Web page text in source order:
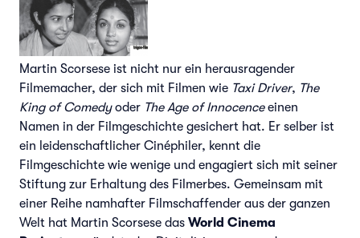
Martin Scorsese ist nicht nur ein herausragender
Filmemacher, der sich mit Filmen wie Taxi Driver, The
King of Comedyoder The Age of Innocenceeinen
Namen in der Filmgeschichte gesichert hat. Er selber ist
ein leidenschaftlicher Cinéphiler, kennt die
Filmgeschichte wie wenige und engagiert sich mit seiner
Stiftung zur Erhaltung des Filmerbes. Gemeinsam mit
einer Reihe namhafter Filmschaffender aus der ganzen
Welt hat Martin Scorsese das World Cinema